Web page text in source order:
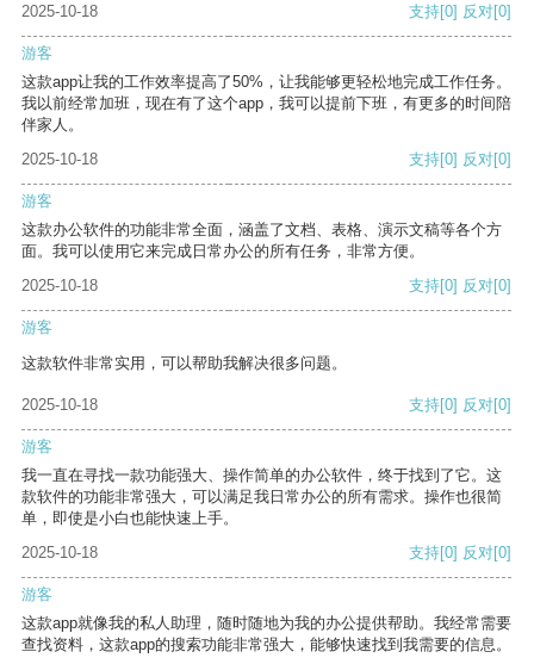
2025-10-18 支持[0] 反对[0]
游客
这款app让我的工作效率提高了50%，让我能够更轻松地完成工作任务。
我以前经常加班，现在有了这个app，我可以提前下班，有更多的时间陪
伴家人。
2025-10-18
支持[0] 反对[0]
游客
这款办公软件的功能非常全面，涵盖了文档、表格、演示文稿等各个方
面。我可以使用它来完成日常办公的所有任务，非常方便。
2025-10-18
支持[0] 反对[0]
游客
这款软件非常实用，可以帮助我解决很多问题。
2025-10-18 支持[0] 反对[0]
游客
我一直在寻找一款功能强大、操作简单的办公软件，终于找到了它。这
款软件的功能非常强大，可以满足我日常办公的所有需求。操作也很简
单，即使是小白也能快速上手。
2025-10-18
支持[0] 反对[0]
游客
这款app就像我的私人助理，随时随地为我的办公提供帮助。我经常需要
查找资料，这款app的搜索功能非常强大，能够快速找到我需要的信息。